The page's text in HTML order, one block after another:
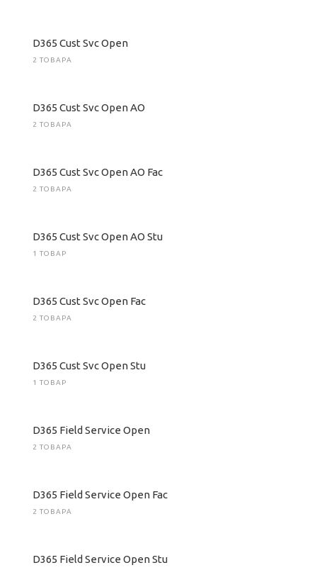
D365 Cust Svc Open
2 ТОВАРА
D365 Cust Svc Open AO
2 ТОВАРА
D365 Cust Svc Open AO Fac
2 ТОВАРА
D365 Cust Svc Open AO Stu
1 ТОВАР
D365 Cust Svc Open Fac
2 ТОВАРА
D365 Cust Svc Open Stu
1 ТОВАР
D365 Field Service Open
2 ТОВАРА
D365 Field Service Open Fac
2 ТОВАРА
D365 Field Service Open Stu